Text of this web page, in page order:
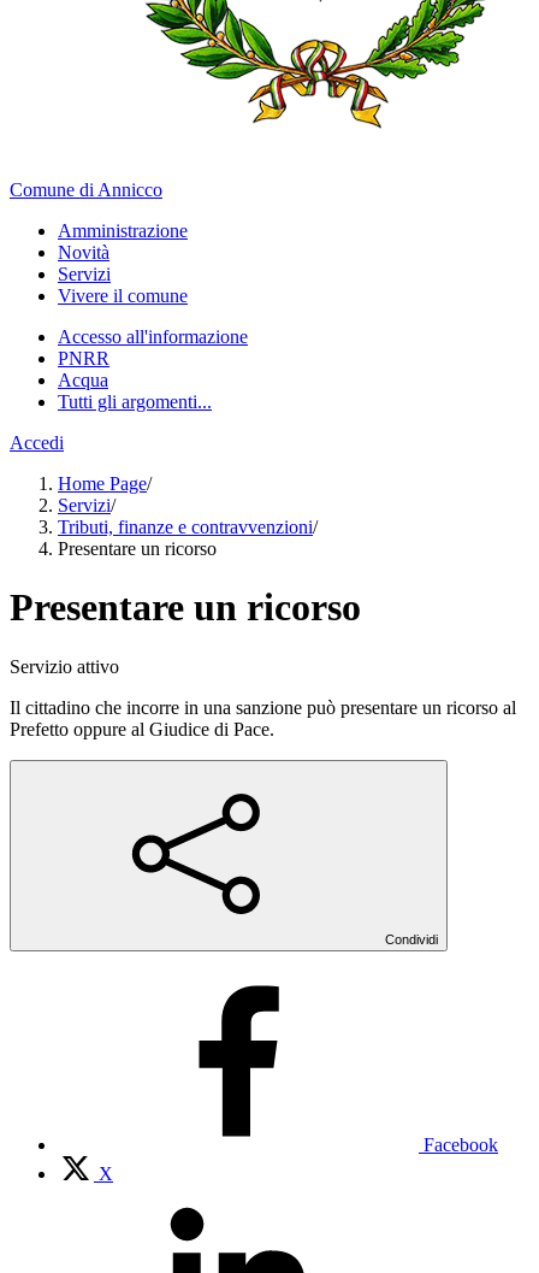
Comune di Annicco
Amministrazione
Novità
Servizi
Vivere il comune
Accesso all'informazione
PNRR
Acqua
Tutti gli argomenti...
Accedi
Home Page/
Servizi/
Tributi, finanze e contravvenzioni/
Presentare un ricorso
Presentare un ricorso
Servizio attivo
Il cittadino che incorre in una sanzione può presentare un ricorso al
Prefetto oppure al Giudice di Pace.
Condividi
Facebook
X